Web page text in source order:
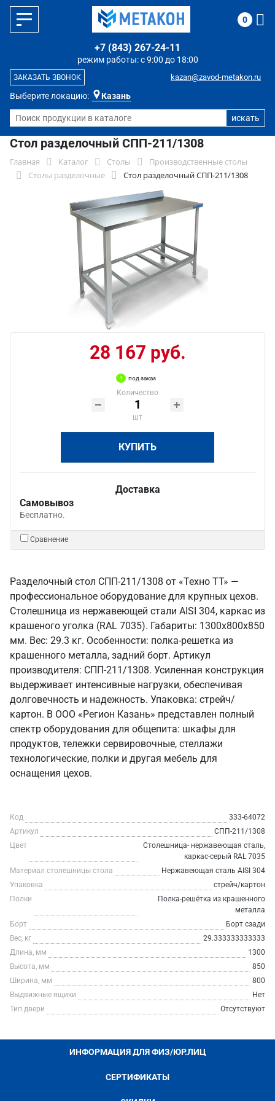
Выберите локацию: Казань
режим работы: с 9:00 до 18:00
+7 (843) 267-24-11
kazan@zavod-metakon.ru
ЗАКАЗАТЬ ЗВОНОК
0
Стол разделочный СПП-211/1308
Главная Каталог Столы
Производственные столы
Столы разделочные
Стол разделочный СПП-211/1308
28 167 руб.
под заказ
Количество
шт
КУПИТЬ
Доставка
Самовывоз
Бесплатно.
Сравнение
Разделочный стол СПП-211/1308 от «Техно ТТ» —
профессиональное оборудование для крупных цехов.
Столешница из нержавеющей стали AISI 304, каркас из
крашеного уголка (RAL 7035). Габариты: 1300x800x850
мм. Вес: 29.3 кг. Особенности: полка-решетка из
крашенного металла, задний борт. Артикул
производителя: СПП-211/1308. Усиленная конструкция
выдерживает интенсивные нагрузки, обеспечивая
долговечность и надежность. Упаковка: стрейч/
картон. В ООО «Регион Казань» представлен полный
спектр оборудования для общепита: шкафы для
продуктов, тележки сервировочные, стеллажи
технологические, полки и другая мебель для
оснащения цехов.
Код
333-64072
Артикул
СПП-211/1308
Цвет
Столешница- нержавеющая сталь,
каркас-серый RAL 7035
Материал столешницы стола
Нержавеющая сталь AISI 304
Упаковка
стрейч/картон
Полки
Полка-решётка из крашенного
металла
Борт
Борт сзади
Вес, кг
29.333333333333
Длина, мм
1300
Высота, мм
850
Ширина, мм
800
Выдвижные ящики
Нет
Тип двери
Отсутствуют
ИНФОРМАЦИЯ ДЛЯ ФИЗ/ЮР.ЛИЦ
СЕРТИФИКАТЫ